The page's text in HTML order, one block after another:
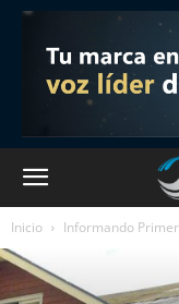
Inicio Informando